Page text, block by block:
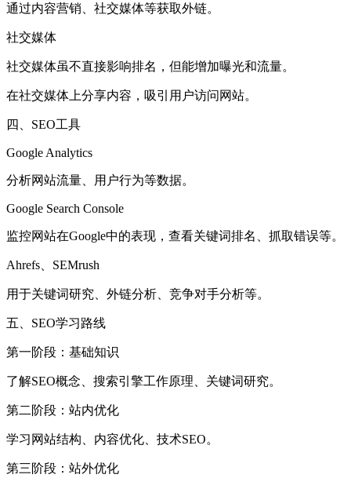
通过内容营销、社交媒体等获取外链。
社交媒体
社交媒体虽不直接影响排名，但能增加曝光和流量。
在社交媒体上分享内容，吸引用户访问网站。
四、SEO工具
Google Analytics
分析网站流量、用户行为等数据。
Google Search Console
监控网站在Google中的表现，查看关键词排名、抓取错误等。
Ahrefs、SEMrush
用于关键词研究、外链分析、竞争对手分析等。
五、SEO学习路线
第一阶段：基础知识
了解SEO概念、搜索引擎工作原理、关键词研究。
第二阶段：站内优化
学习网站结构、内容优化、技术SEO。
第三阶段：站外优化